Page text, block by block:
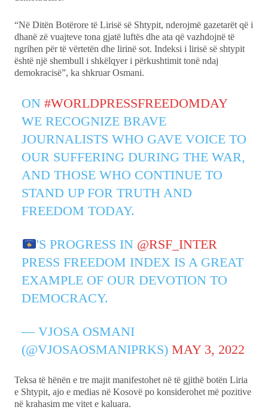
DuVideo
“Në ​Ditën Botërore të Lirisë së Shtypit, nderojmë gazetarët që i
dhanë zë vuajteve tona gjatë luftës dhe ata që vazhdojnë të
ngrihen për të vërtetën dhe lirinë sot. Indeksi i lirisë së shtypit
është një shembull i shkëlqyer i përkushtimit tonë ndaj
demokracisë”, ka shkruar Osmani.
ON #WORLDPRESSFREEDOMDAY
WE RECOGNIZE BRAVE
JOURNALISTS WHO GAVE VOICE TO
OUR SUFFERING DURING THE WAR,
AND THOSE WHO CONTINUE TO
STAND UP FOR TRUTH AND
FREEDOM TODAY.
'S PROGRESS IN @RSF_INTER
PRESS FREEDOM INDEX IS A GREAT
EXAMPLE OF OUR DEVOTION TO
DEMOCRACY.
— VJOSA OSMANI
(@VJOSAOSMANIPRKS) MAY 3, 2022
Teksa të hënën e tre majit manifestohet në të gjithë botën Liria
e Shtypit, ajo e medias në Kosovë po konsiderohet më pozitive
në krahasim me vitet e kaluara.